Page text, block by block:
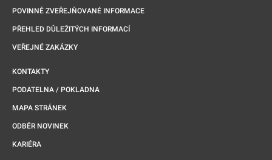
POVINNĚ ZVEŘEJŇOVANÉ INFORMACE
PŘEHLED DŮLEŽITÝCH INFORMACÍ
VEŘEJNÉ ZAKÁZKY
KONTAKTY
PODATELNA / POKLADNA
MAPA STRÁNEK
ODBĚR NOVINEK
KARIÉRA